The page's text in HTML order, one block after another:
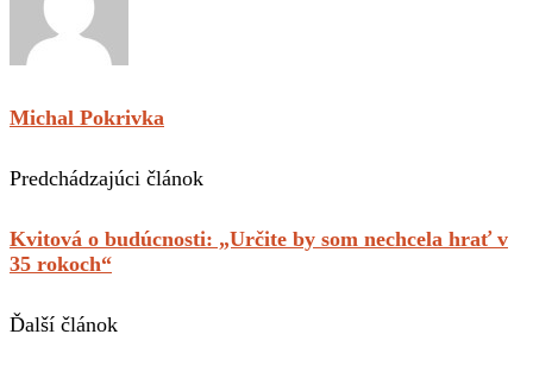
Michal Pokrivka
Predchádzajúci článok
Kvitová o budúcnosti: „Určite by som nechcela hrať v
35 rokoch“
Ďalší článok